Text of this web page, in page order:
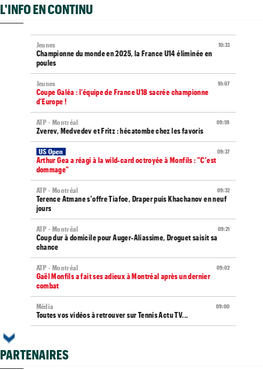
L'INFO EN CONTINU
10:33
Jeunes
Championne du monde en 2025, la France U14 éliminée en
poules
10:07
Jeunes
Coupe Galéa : l’équipe de France U18 sacrée championne
d’Europe !
09:59
ATP - Montréal
Zverev, Medvedev et Fritz : hécatombe chez les favoris
09:37
US Open
Arthur Gea a réagi à la wild-card octroyée à Monfils : "C'est
dommage"
09:32
ATP - Montréal
Terence Atmane s'offre Tiafoe, Draper puis Khachanov en neuf
jours
09:21
ATP - Montréal
Coup dur à domicile pour Auger-Aliassime, Droguet saisit sa
chance
09:02
ATP - Montréal
Gaël Monfils a fait ses adieux à Montréal après un dernier
combat
09:00
Média
Toutes vos vidéos à retrouver sur Tennis Actu TV...
PARTENAIRES